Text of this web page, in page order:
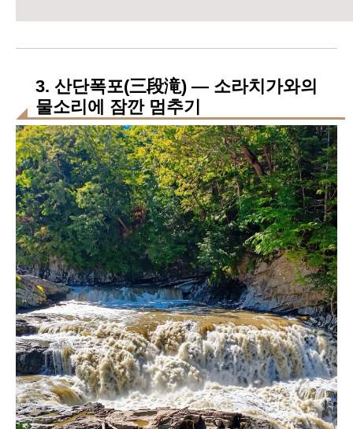
3. 산단폭포(三段滝) — 소라치가와의
물소리에 잠깐 멈추기